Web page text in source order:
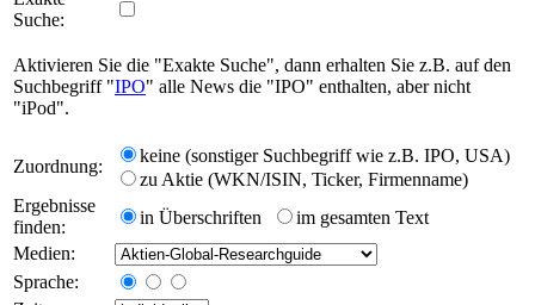
Suche:
Aktivieren Sie die "Exakte Suche", dann erhalten Sie z.B. auf den
Suchbegriff "IPO" alle News die "IPO" enthalten, aber nicht
"iPod".
Zuordnung:
keine (sonstiger Suchbegriff wie z.B. IPO, USA)
zu Aktie (WKN/ISIN, Ticker, Firmenname)
Ergebnisse
finden:
in Überschriften
im gesamten Text
Medien:
Sprache: